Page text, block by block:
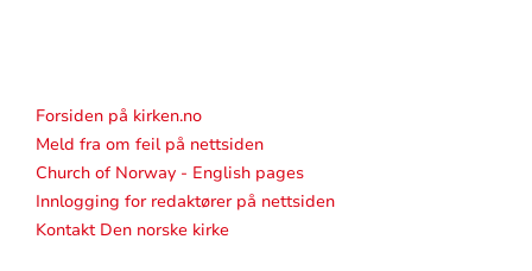
Forsiden på kirken.no
Meld fra om feil på nettsiden
Church of Norway - English pages
Innlogging for redaktører på nettsiden
Kontakt Den norske kirke